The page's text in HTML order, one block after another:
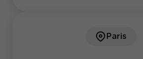
Paris